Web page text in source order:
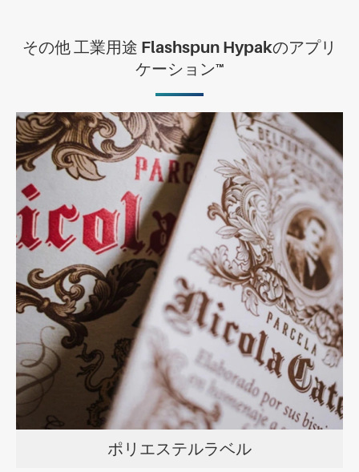
その他 工業用途 Flashspun Hypakのアプリ
ケーション™
ポリエステルラベル